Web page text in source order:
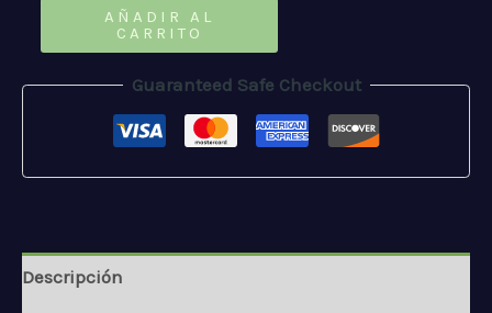
TintaGlow-AÑADIR AL
CARRITO
Guaranteed Safe Checkout
Descripción